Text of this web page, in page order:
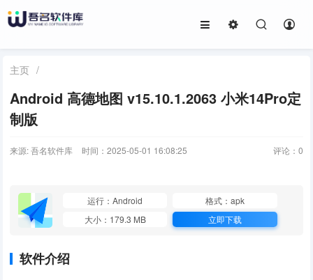
主页 /
Android 高德地图 v15.10.1.2063 小米14Pro定
制版
来源: 吾名软件库 时间：2025-05-01 16:08:25 评论： 0
运行：Android
格式：apk
大小：179.3 MB
立即下载
软件介绍